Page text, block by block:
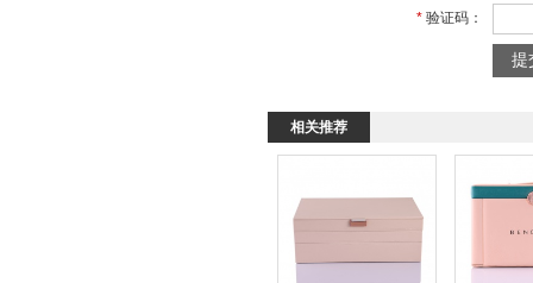
* 验证码：
相关推荐